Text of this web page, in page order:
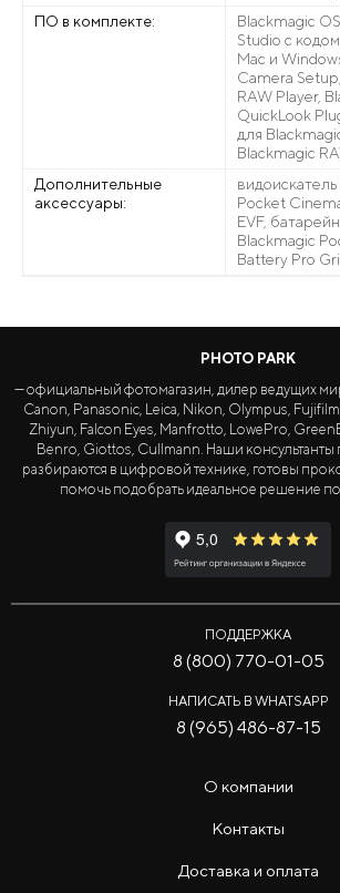
ПО в комплекте:
Blackmagic
Studio с
Mac и
Camera
RAW Player,
QuickLook
для
Blackmagic
Дополнительные
аксессуары:
Pocket
EVF,
Blackmagic
Battery Pro
PHOTO PARK
— официальный фотомагазин, дилер ведущих
Canon, Panasonic, Leica, Nikon, Olympus,
Zhiyun, Falcon Eyes, Manfrotto, LowePro,
Benro, Giottos, Cullmann. Наши
разбираются в цифровой технике, готовы
помочь подобрать идеальное решение
ПОДДЕРЖКА
8 (800) 770-01-05
НАПИСАТЬ В WHATSAPP
8 (965) 486-87-15
О компании
Контакты
Доставка и оплата